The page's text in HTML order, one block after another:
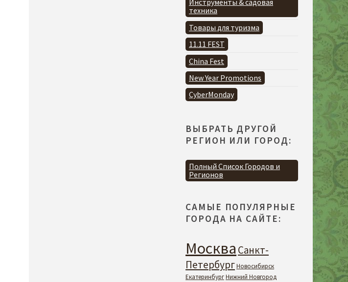
Инструменты & садовая
техника
Товары для туризма
11.11 FEST
China Fest
New Year Promotions
CyberMonday
ВЫБРАТЬ ДРУГОЙ
РЕГИОН ИЛИ ГОРОД:
Полный Список Городов и
Регионов
САМЫЕ ПОПУЛЯРНЫЕ
ГОРОДА НА САЙТЕ:
Москва Санкт-
ПетербургНовосибирск
ЕкатеринбургНижний Новгород